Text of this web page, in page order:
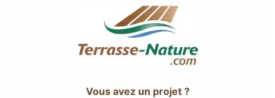
Vous avez un projet ?